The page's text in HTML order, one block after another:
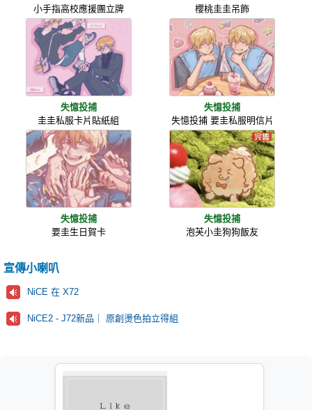
小手指高校應援團立牌
櫻桃圭圭吊飾
失憶投捕
圭圭私服卡片貼紙組
失憶投捕
失憶投捕 要圭私服明信片
失憶投捕
要圭生日賀卡
失憶投捕
泡芙小圭狗狗飯友
宣傳小喇叭
NiCE 在 X72
NiCE2 - J72新品｜ 原創燙色拍立得組